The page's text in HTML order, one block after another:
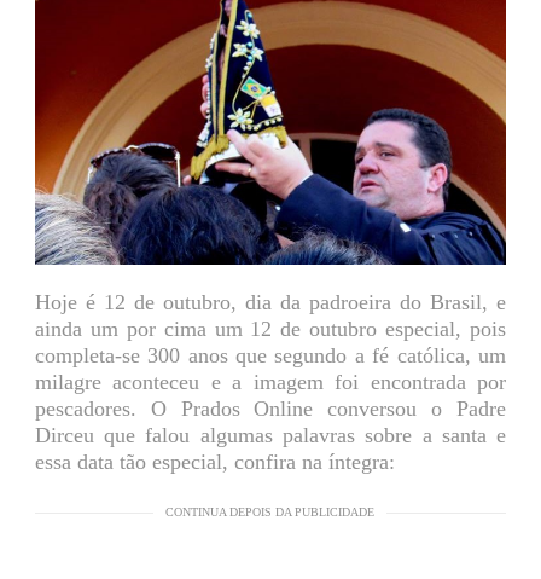
Hoje é 12 de outubro, dia da padroeira do Brasil, e
ainda um por cima um 12 de outubro especial, pois
completa-se 300 anos que segundo a fé católica, um
milagre aconteceu e a imagem foi encontrada por
pescadores. O Prados Online conversou o Padre
Dirceu que falou algumas palavras sobre a santa e
essa data tão especial, confira na íntegra:
CONTINUA DEPOIS DA PUBLICIDADE